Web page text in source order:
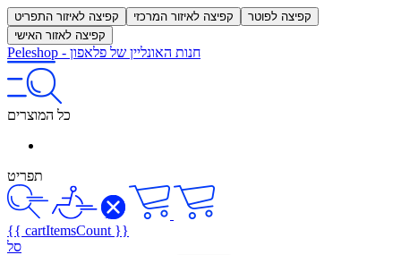
קפיצה לאיזור התפריט קפיצה לאיזור המרכזי
קפיצה לפוטר
קפיצה לאזור האישי
Peleshop - חנות האונליין של פלאפון
כל המוצרים
תפריט
{{ cartItemsCount }}
סל